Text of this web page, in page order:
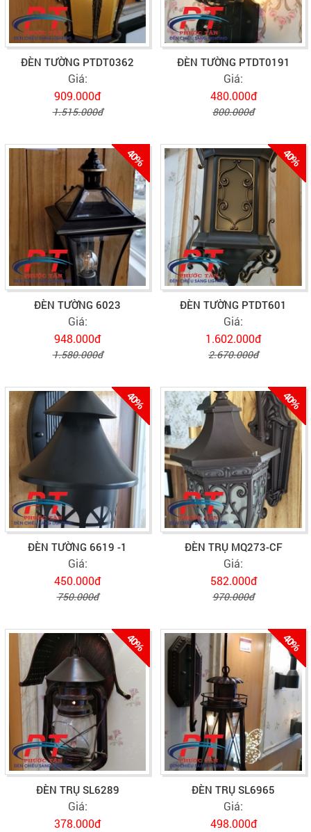
ĐÈN TƯỜNG PTDT0362
Giá:
909.000đ
1.515.000đ
ĐÈN TƯỜNG PTDT0191
Giá:
480.000đ
800.000đ
40%
ĐÈN TƯỜNG 6023
Giá:
948.000đ
1.580.000đ
40%
ĐÈN TƯỜNG PTDT601
Giá:
1.602.000đ
2.670.000đ
40%
ĐÈN TƯỜNG 6619 -1
Giá:
450.000đ
750.000đ
40%
ĐÈN TRỤ MQ273-CF
Giá:
582.000đ
970.000đ
40%
ĐÈN TRỤ SL6289
Giá:
378.000đ
40%
ĐÈN TRỤ SL6965
Giá:
498.000đ